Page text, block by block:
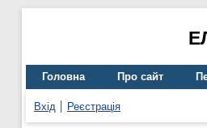
Головна Про сайт
Вхід Реєстрація